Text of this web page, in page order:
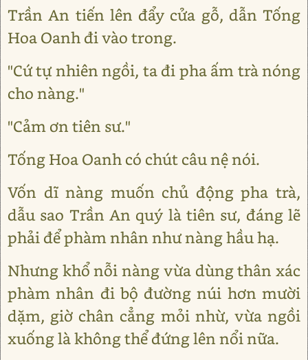
Trần An tiến lên đẩy cửa gỗ, dẫn Tống
Hoa Oanh đi vào trong.
"Cứ tự nhiên ngồi, ta đi pha ấm trà nóng
cho nàng."
"Cảm ơn tiên sư."
Tống Hoa Oanh có chút câu nệ nói.
Vốn dĩ nàng muốn chủ động pha trà,
dẫu sao Trần An quý là tiên sư, đáng lẽ
phải để phàm nhân như nàng hầu hạ.
Nhưng khổ nỗi nàng vừa dùng thân xác
phàm nhân đi bộ đường núi hơn mười
dặm, giờ chân cẳng mỏi nhừ, vừa ngồi
xuống là không thể đứng lên nổi nữa.